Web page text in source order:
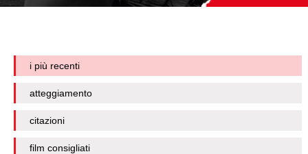
i più recenti
atteggiamento
citazioni
film consigliati